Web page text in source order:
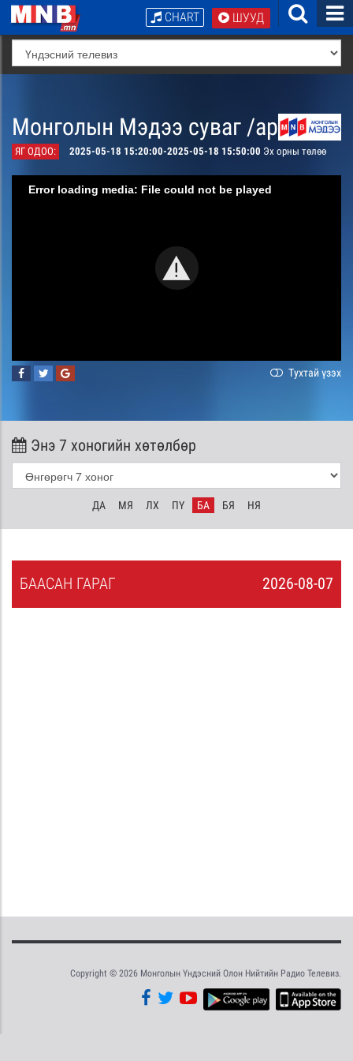
ШУУД
CHART
Монголын Мэдээ суваг /архив/
ЯГ ОДОО: 2025-05-18 15:20:00-2025-05-18 15:50:00 Эх орны төлөө
Error loading media: File could not be played
Тухтай үзэх
Энэ 7 хоногийн хөтөлбөр
ДА МЯ ЛХ ПҮ БА БЯ НЯ
2026-08-07
БААСАН ГАРАГ
Copyright © 2026 Монголын Үндэсний Олон Нийтийн Радио Телевиз.